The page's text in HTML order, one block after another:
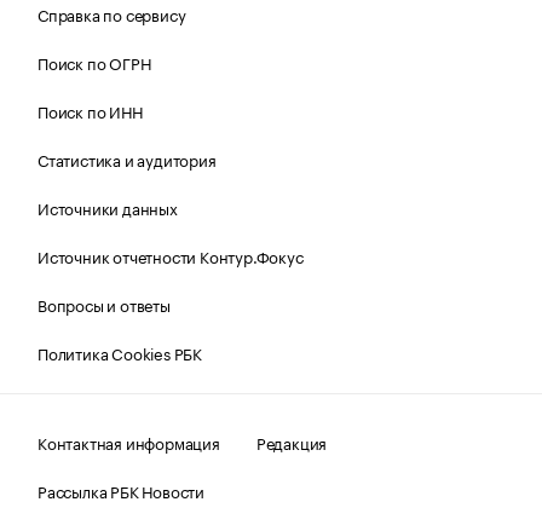
Справка по сервису
Поиск по ОГРН
Поиск по ИНН
Статистика и аудитория
Источники данных
Источник отчетности Контур.Фокус
Вопросы и ответы
Политика Cookies РБК
Контактная информация
Редакция
Рассылка РБК Новости